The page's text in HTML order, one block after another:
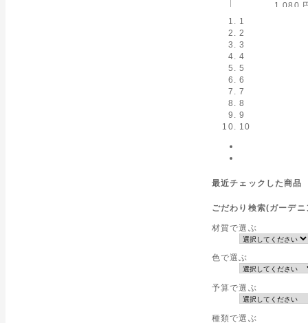
1,080
1
2
3
4
5
6
7
8
9
10
最近チェックした商品
ごだわり検索(ガーデ
材質で選ぶ
色で選ぶ
予算で選ぶ
種類で選ぶ